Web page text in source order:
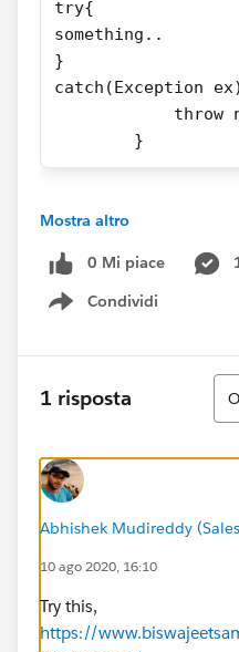
try{
something..
}
catch(Exception
throw
        }
Mostra altro
0 Mi piace
Condividi
Show menu
1 risposta
Abhishek Mudireddy
10 ago 2020, 16:10
Try this,
https://